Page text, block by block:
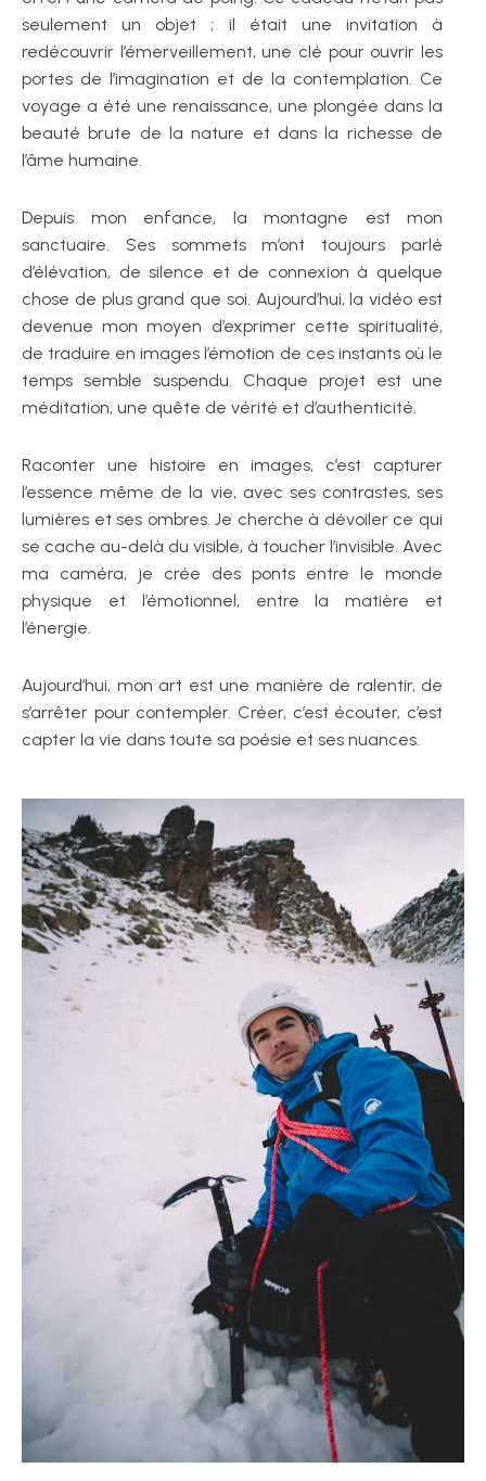
seulement un objet ; il était une invitation à
redécouvrir l’émerveillement, une clé pour ouvrir les
portes de l’imagination et de la contemplation. Ce
voyage a été une renaissance, une plongée dans la
beauté brute de la nature et dans la richesse de
l’âme humaine.
Depuis mon enfance, la montagne est mon
sanctuaire. Ses sommets m’ont toujours parlé
d’élévation, de silence et de connexion à quelque
chose de plus grand que soi. Aujourd’hui, la vidéo est
devenue mon moyen d’exprimer cette spiritualité,
de traduire en images l’émotion de ces instants où le
temps semble suspendu. Chaque projet est une
méditation, une quête de vérité et d’authenticité.
Raconter une histoire en images, c’est capturer
l’essence même de la vie, avec ses contrastes, ses
lumières et ses ombres. Je cherche à dévoiler ce qui
se cache au-delà du visible, à toucher l’invisible. Avec
ma caméra, je crée des ponts entre le monde
physique et l’émotionnel, entre la matière et
l’énergie.
Aujourd’hui, mon art est une manière de ralentir, de
s’arrêter pour contempler. Créer, c’est écouter, c’est
capter la vie dans toute sa poésie et ses nuances.